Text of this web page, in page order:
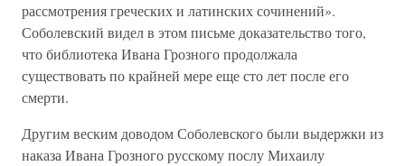
рассмотрения греческих и латинских сочинений».
Соболевский видел в этом письме доказательство того,
что библиотека Ивана Грозного продолжала
существовать по крайней мере еще сто лет после его
смерти.
Другим веским доводом Соболевского были выдержки из
наказа Ивана Грозного русскому послу Михаилу